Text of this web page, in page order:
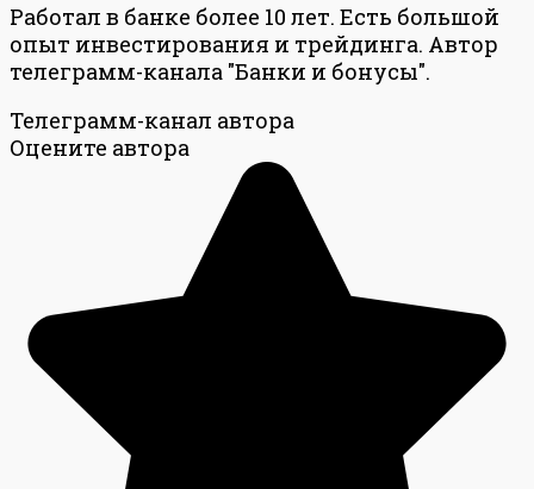
Работал в банке более 10 лет. Есть большой
опыт инвестирования и трейдинга. Автор
телеграмм-канала "Банки и бонусы".
Телеграмм-канал автора
Оцените автора